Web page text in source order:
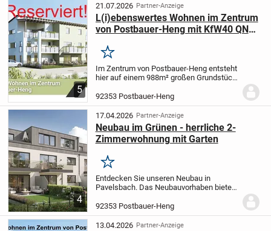
Mehrfamilien- und...
5
21.07.2026 Partner-Anzeige
L(i)ebenswertes Wohnen im Zentrum
von Postbauer-Heng mit KfW40 QNG:
Merken
Im Zentrum von Postbauer-Heng entsteht
hier auf einem 988m² großen Grundstück
zum Teil überdachten Außenstellplätzen
in umwelfreundlicher KfW 40 QNG-
Bauweise...
92353 Postbauer-Heng
4
17.04.2026 Partner-Anzeige
Neubau im Grünen - herrliche 2-
Zimmerwohnung mit Garten
Merken
Entdecken Sie unseren Neubau in
Pavelsbach. Das Neubauvorhaben bietet
sondern auch nachhaltige und
zukunftsorientierte Technologien. Durch
diese Bauweise profitieren...
92353 Postbauer-Heng
13.04.2026 Partner-Anzeige